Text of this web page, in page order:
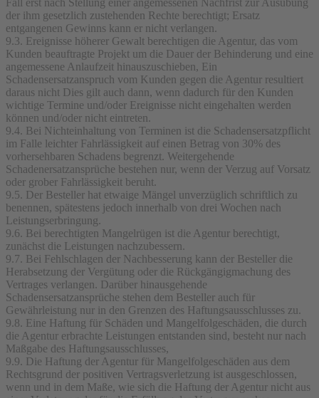
der ihm gesetzlich zustehenden Rechte berechtigt; Ersatz
entgangenen Gewinns kann er nicht verlangen.
9.3. Ereignisse höherer Gewalt berechtigen die Agentur, das vom
Kunden beauftragte Projekt um die Dauer der Behinderung und eine
angemessene Anlaufzeit hinauszuschieben, Ein
Schadensersatzanspruch vom Kunden gegen die Agentur resultiert
daraus nicht Dies gilt auch dann, wenn dadurch für den Kunden
wichtige Termine und/oder Ereignisse nicht eingehalten werden
können und/oder nicht eintreten.
9.4. Bei Nichteinhaltung von Terminen ist die Schadensersatzpflicht
im Falle leichter Fahrlässigkeit auf einen Betrag von 30% des
vorhersehbaren Schadens begrenzt. Weitergehende
Schadenersatzansprüche bestehen nur, wenn der Verzug auf Vorsatz
oder grober Fahrlässigkeit beruht.
9.5. Der Besteller hat etwaige Mängel unverzüglich schriftlich zu
benennen, spätestens jedoch innerhalb von drei Wochen nach
Leistungserbringung.
9.6. Bei berechtigten Mangelrügen ist die Agentur berechtigt,
zunächst die Leistungen nachzubessern.
9.7. Bei Fehlschlagen der Nachbesserung kann der Besteller die
Herabsetzung der Vergütung oder die Rückgängigmachung des
Vertrages verlangen. Darüber hinausgehende
Schadensersatzansprüche stehen dem Besteller auch für
Gewährleistung nur in den Grenzen des Haftungsausschlusses zu.
9.8. Eine Haftung für Schäden und Mangelfolgeschäden, die durch
die Agentur erbrachte Leistungen entstanden sind, besteht nur nach
Maßgabe des Haftungsausschlusses,
9.9. Die Haftung der Agentur für Mangelfolgeschäden aus dem
Rechtsgrund der positiven Vertragsverletzung ist ausgeschlossen,
wenn und in dem Maße, wie sich die Haftung der Agentur nicht aus